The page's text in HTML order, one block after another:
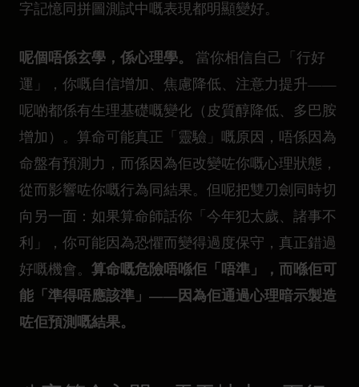
字記憶同拼圖測試中嘅表現都明顯變好。
呢個唔係玄學，係心理學。
當你相信自己「行好
運」，你嘅自信增加、焦慮降低、注意力提升——
呢啲都係有生理基礎嘅變化（皮質醇降低、多巴胺
增加）。算命可能真正「靈驗」嘅原因，唔係因為
命盤有預測力，而係因為佢改變咗你嘅心理狀態，
從而影響咗你嘅行為同結果。但呢把雙刃劍同時切
向另一面：如果算命師話你「今年犯太歲、諸事不
利」，你可能因為恐懼而變得過度保守，真正錯過
好嘅機會。 算命嘅危險唔喺佢「唔準」，而喺佢可
能「準得唔應該準」——因為佢通過心理暗示製造
咗佢預測嘅結果。